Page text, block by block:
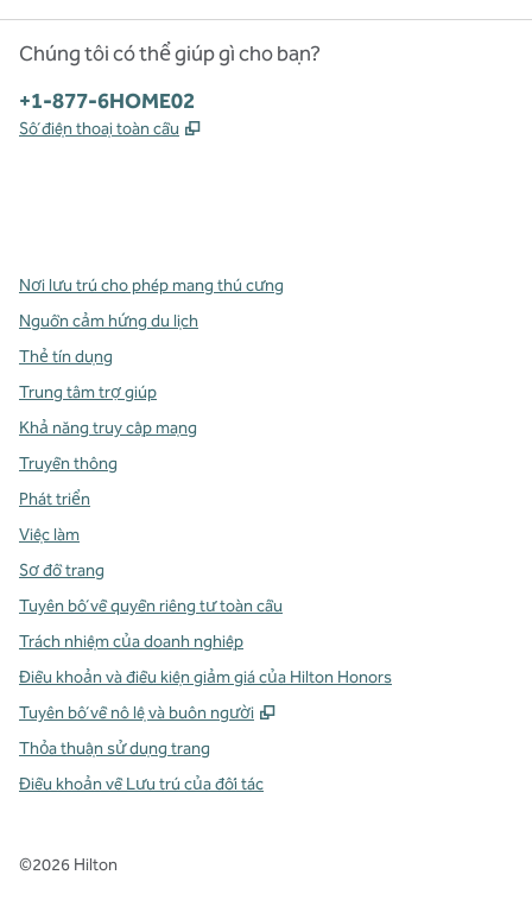
Chúng tôi có thể giúp gì cho bạn?
Điện thoại:
+1-877-6HOME02
Số điện thoại toàn cầu ,
Nơi lưu trú cho phép mang thú cưng
Nguồn cảm hứng du lịch
Thẻ tín dụng
Trung tâm trợ giúp
Khả năng truy cập mạng
Truyền thông
Phát triển
Việc làm
Sơ đồ trang
Tuyên bố về quyền riêng tư toàn cầu
Trách nhiệm của doanh nghiệp
Điều khoản và điều kiện giảm giá của Hilton Honors
Tuyên bố về nô lệ và buôn người
,
Thỏa thuận sử dụng trang
Điều khoản về Lưu trú của đối tác
©2026 Hilton